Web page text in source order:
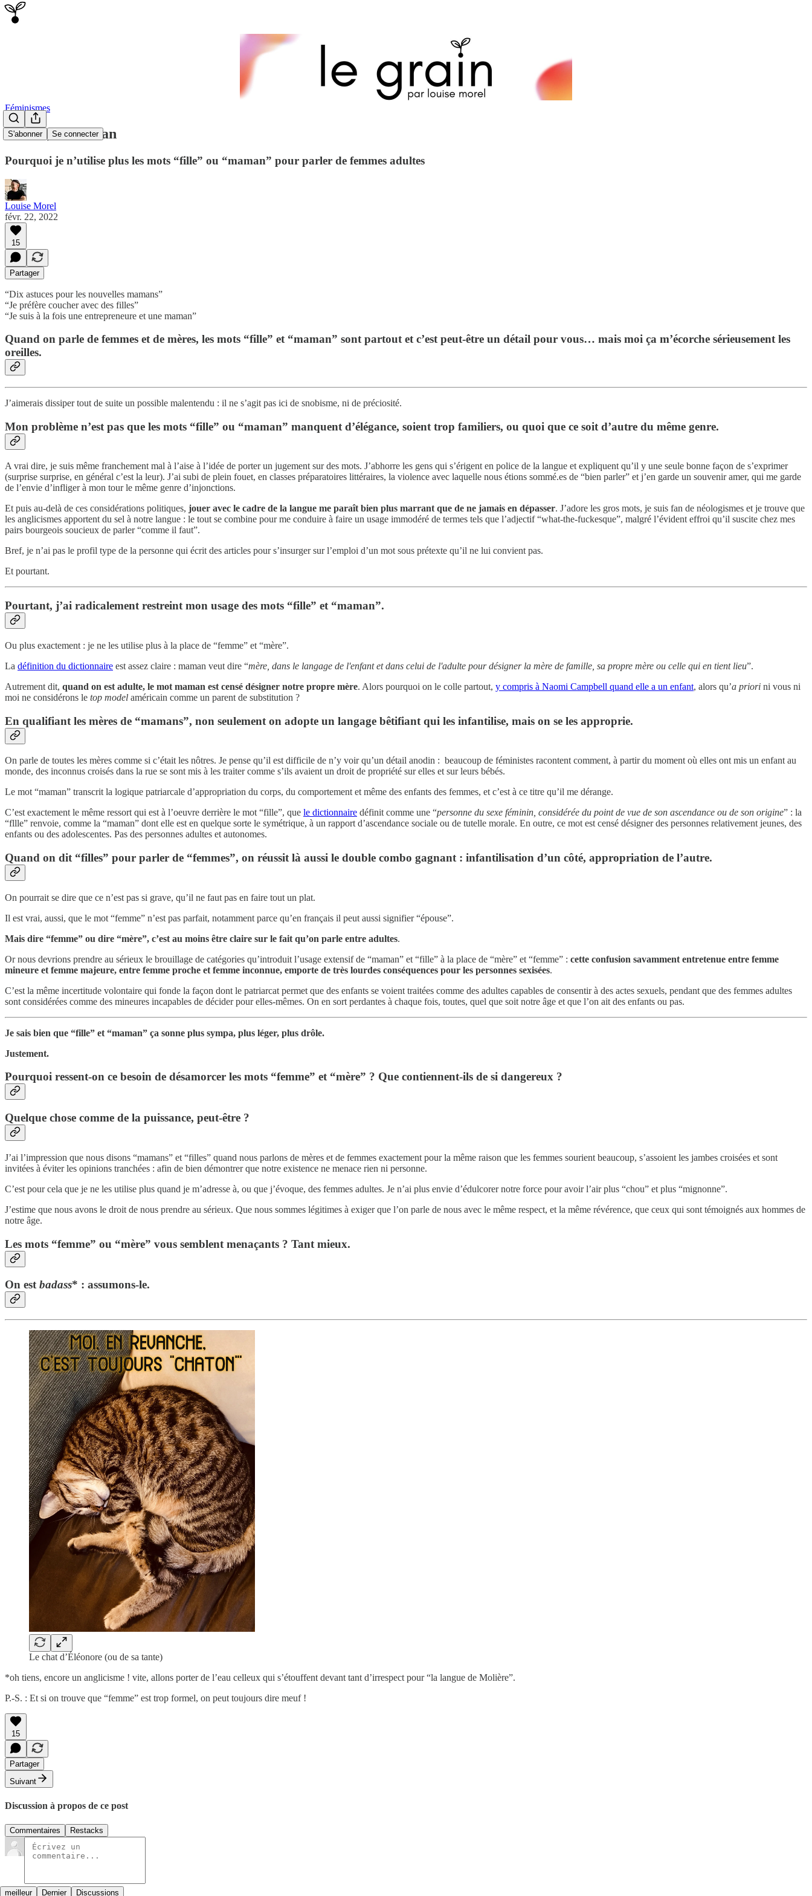
S'abonner Se connecter
Féminismes
Ni fille, ni maman
Pourquoi je n’utilise plus les mots “fille” ou “maman” pour parler de femmes adultes
Louise Morel
févr. 22, 2022
15
Partager
“Dix astuces pour les nouvelles mamans”
“Je préfère coucher avec des filles”
“Je suis à la fois une entrepreneure et une maman”
Quand on parle de femmes et de mères, les mots “fille” et “maman” sont partout et c’est peut-être un détail pour vous… mais moi ça m’écorche sérieusement les
oreilles.
J’aimerais dissiper tout de suite un possible malentendu : il ne s’agit pas ici de snobisme, ni de préciosité.
Mon problème n’est pas que les mots “fille” ou “maman” manquent d’élégance, soient trop familiers, ou quoi que ce soit d’autre du même genre.
A vrai dire, je suis même franchement mal à l’aise à l’idée de porter un jugement sur des mots. J’abhorre les gens qui s’érigent en police de la langue et expliquent qu’il y une seule bonne façon de s’exprimer
(surprise surprise, en général c’est la leur). J’ai subi de plein fouet, en classes préparatoires littéraires, la violence avec laquelle nous étions sommé.es de “bien parler” et j’en garde un souvenir amer, qui me garde
de l’envie d’infliger à mon tour le même genre d’injonctions.
Et puis au-delà de ces considérations politiques, jouer avec le cadre de la langue me paraît bien plus marrant que de ne jamais en dépasser. J’adore les gros mots, je suis fan de néologismes et je trouve que
les anglicismes apportent du sel à notre langue : le tout se combine pour me conduire à faire un usage immodéré de termes tels que l’adjectif “what-the-fuckesque”, malgré l’évident effroi qu’il suscite chez mes
pairs bourgeois soucieux de parler “comme il faut”.
Bref, je n’ai pas le profil type de la personne qui écrit des articles pour s’insurger sur l’emploi d’un mot sous prétexte qu’il ne lui convient pas.
Et pourtant.
Pourtant, j’ai radicalement restreint mon usage des mots “fille” et “maman”.
Ou plus exactement : je ne les utilise plus à la place de “femme” et “mère”.
La définition du dictionnaire est assez claire : maman veut dire “mère, dans le langage de l'enfant et dans celui de l'adulte pour désigner la mère de famille, sa propre mère ou celle qui en tient lieu”.
Autrement dit, quand on est adulte, le mot maman est censé désigner notre propre mère. Alors pourquoi on le colle partout, y compris à Naomi Campbell quand elle a un enfant, alors qu’a priori ni vous ni
moi ne considérons le top model américain comme un parent de substitution ?
En qualifiant les mères de “mamans”, non seulement on adopte un langage bêtifiant qui les infantilise, mais on se les approprie.
On parle de toutes les mères comme si c’était les nôtres. Je pense qu’il est difficile de n’y voir qu’un détail anodin : beaucoup de féministes racontent comment, à partir du moment où elles ont mis un enfant au
monde, des inconnus croisés dans la rue se sont mis à les traiter comme s’ils avaient un droit de propriété sur elles et sur leurs bébés.
Le mot “maman” transcrit la logique patriarcale d’appropriation du corps, du comportement et même des enfants des femmes, et c’est à ce titre qu’il me dérange.
C’est exactement le même ressort qui est à l’oeuvre derrière le mot “fille”, que le dictionnaire définit comme une “personne du sexe féminin, considérée du point de vue de son ascendance ou de son origine” : la
“fllle” renvoie, comme la “maman” dont elle est en quelque sorte le symétrique, à un rapport d’ascendance sociale ou de tutelle morale. En outre, ce mot est censé désigner des personnes relativement jeunes, des
enfants ou des adolescentes. Pas des personnes adultes et autonomes.
Quand on dit “filles” pour parler de “femmes”, on réussit là aussi le double combo gagnant : infantilisation d’un côté, appropriation de l’autre.
On pourrait se dire que ce n’est pas si grave, qu’il ne faut pas en faire tout un plat.
Il est vrai, aussi, que le mot “femme” n’est pas parfait, notamment parce qu’en français il peut aussi signifier “épouse”.
Mais dire “femme” ou dire “mère”, c’est au moins être claire sur le fait qu’on parle entre adultes.
Or nous devrions prendre au sérieux le brouillage de catégories qu’introduit l’usage extensif de “maman” et “fille” à la place de “mère” et “femme” : cette confusion savamment entretenue entre femme
mineure et femme majeure, entre femme proche et femme inconnue, emporte de très lourdes conséquences pour les personnes sexisées.
C’est la même incertitude volontaire qui fonde la façon dont le patriarcat permet que des enfants se voient traitées comme des adultes capables de consentir à des actes sexuels, pendant que des femmes adultes
sont considérées comme des mineures incapables de décider pour elles-mêmes. On en sort perdantes à chaque fois, toutes, quel que soit notre âge et que l’on ait des enfants ou pas.
Je sais bien que “fille” et “maman” ça sonne plus sympa, plus léger, plus drôle.
Justement.
Pourquoi ressent-on ce besoin de désamorcer les mots “femme” et “mère” ? Que contiennent-ils de si dangereux ?
Quelque chose comme de la puissance, peut-être ?
J’ai l’impression que nous disons “mamans” et “filles” quand nous parlons de mères et de femmes exactement pour la même raison que les femmes sourient beaucoup, s’assoient les jambes croisées et sont
invitées à éviter les opinions tranchées : afin de bien démontrer que notre existence ne menace rien ni personne.
C’est pour cela que je ne les utilise plus quand je m’adresse à, ou que j’évoque, des femmes adultes. Je n’ai plus envie d’édulcorer notre force pour avoir l’air plus “chou” et plus “mignonne”.
J’estime que nous avons le droit de nous prendre au sérieux. Que nous sommes légitimes à exiger que l’on parle de nous avec le même respect, et la même révérence, que ceux qui sont témoignés aux hommes de
notre âge.
Les mots “femme” ou “mère” vous semblent menaçants ? Tant mieux.
On estbadass* : assumons-le.
Le chat d’Éléonore (ou de sa tante)
*oh tiens, encore un anglicisme ! vite, allons porter de l’eau celleux qui s’étouffent devant tant d’irrespect pour “la langue de Molière”.
P.-S. : Et si on trouve que “femme” est trop formel, on peut toujours dire meuf !
15
Partager
Suivant
Discussion à propos de ce post
Commentaires Restacks
meilleur Dernier Discussions